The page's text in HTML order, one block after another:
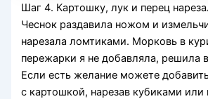
Шаг 4. Картошку, лук и перец
Чеснок раздавила ножом и
нарезала ломтиками. Морковь в
пережарки я не добавляла, решила
Если есть желание можете
с картошкой, нарезав кубиками или